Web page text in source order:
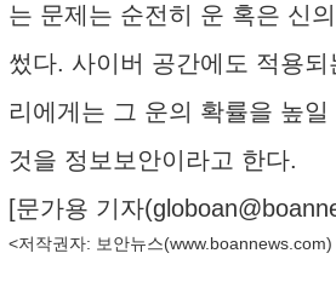
는 문제는 순전히 운 혹은 신
썼다. 사이버 공간에도 적용
리에게는 그 운의 확률을 높
것을 정보보안이라고 한다.
[문가용 기자(
<저작권자: 보안뉴스(www.boannews.com)